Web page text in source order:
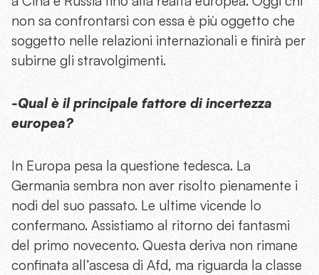
non sa confrontarsi con essa è più oggetto che
soggetto nelle relazioni internazionali e finirà per
subirne gli stravolgimenti.
-Qual è il principale fattore di incertezza
europea?
In Europa pesa la questione tedesca. La
Germania sembra non aver risolto pienamente i
nodi del suo passato. Le ultime vicende lo
confermano. Assistiamo al ritorno dei fantasmi
del primo novecento. Questa deriva non rimane
confinata all’ascesa di Afd, ma riguarda la classe